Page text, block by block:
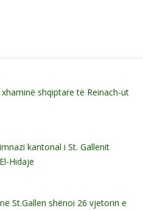
shqiptare të Reinach-ut
kantonal i St. Gallenit
Hidaje
St.Gallen shënoi 26 vjetorin e